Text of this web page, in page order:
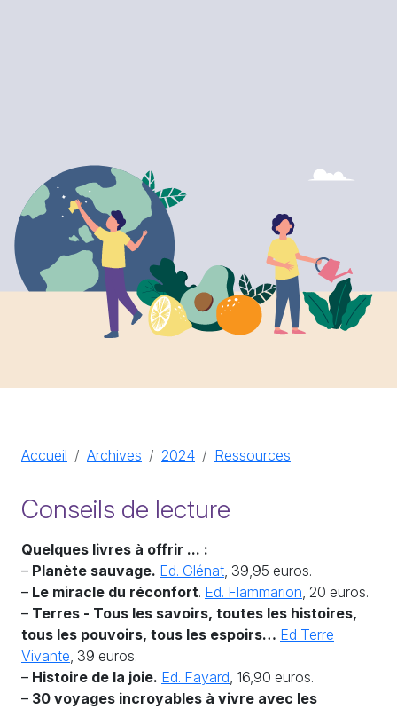
Accueil Archives 2024 Ressources
Conseils de lecture
Quelques livres à offrir ... :
– Planète sauvage. Ed. Glénat , 39,95 euros.
– Le miracle du réconfort. Ed. Flammarion , 20 euros.
– Terres - Tous les savoirs, toutes les histoires,
tous les pouvoirs, tous les espoirs… Ed Terre
Vivante , 39 euros.
– Histoire de la joie. Ed. Fayard , 16,90 euros.
– 30 voyages incroyables à vivre avec les